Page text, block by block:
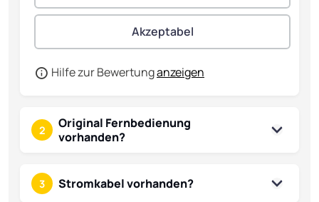
Hilfe zur Bewertunganzeigen
2
Original Fernbedienung
vorhanden?
3 Stromkabel vorhanden?